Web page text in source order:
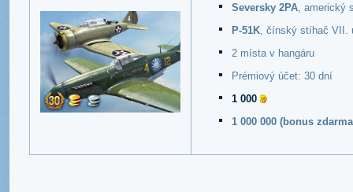
Seversky 2PA , americký
P-51K , čínský stíhač VII.
2 místa v hangáru
Prémiový účet: 30 dní
1 000
1 000 000 (bonus